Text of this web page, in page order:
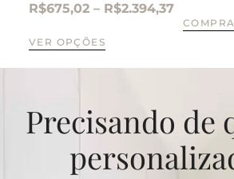
R$675,02 – R$2.394,37
VER OPÇÕES
Precisando de